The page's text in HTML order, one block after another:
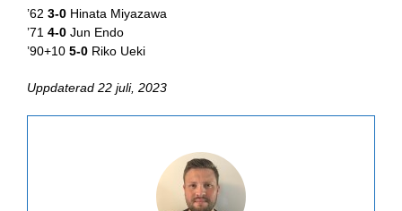
’62 3-0 Hinata Miyazawa
’71 4-0 Jun Endo
’90+10 5-0 Riko Ueki
Uppdaterad 22 juli, 2023